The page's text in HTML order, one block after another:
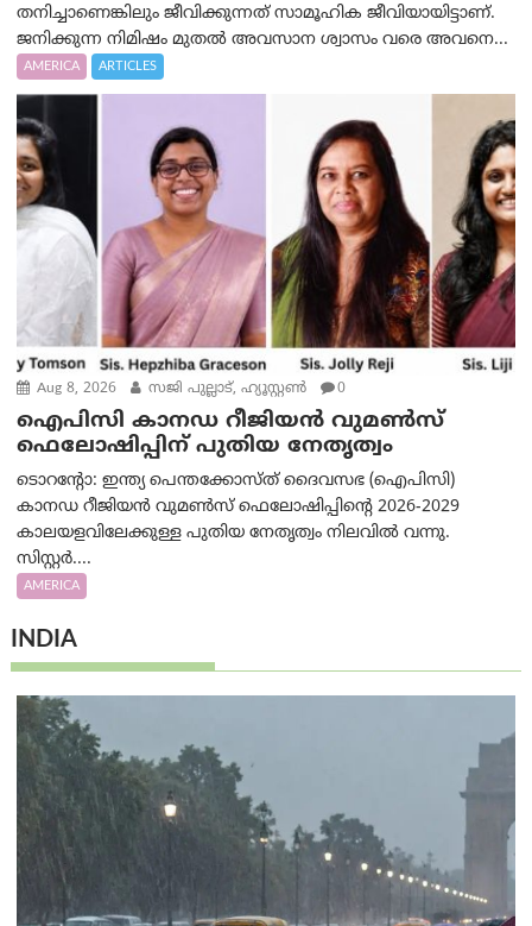
തനിച്ചാണെങ്കിലും ജീവിക്കുന്നത് സാമൂഹിക ജീവിയായിട്ടാണ്.
ജനിക്കുന്ന നിമിഷം മുതൽ അവസാന ശ്വാസം വരെ അവനെ...
AMERICA ARTICLES
Aug 8, 2026 സജി പുല്ലാട്, ഹ്യൂസ്റ്റൺ 0
ഐപിസി കാനഡ റീജിയൻ വുമൺസ്
ഫെലോഷിപ്പിന് പുതിയ നേതൃത്വം
ടൊറന്റോ: ഇന്ത്യ പെന്തക്കോസ്ത് ദൈവസഭ (ഐപിസി)
കാനഡ റീജിയൻ വുമൺസ് ഫെലോഷിപ്പിന്റെ 2026-2029
കാലയളവിലേക്കുള്ള പുതിയ നേതൃത്വം നിലവിൽ വന്നു.
സിസ്റ്റർ....
AMERICA
INDIA